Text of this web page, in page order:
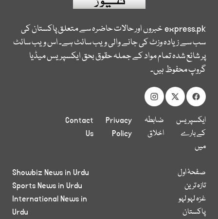
express.pkخبروں اور حالات حاضرہ سے متعلق پاکستان کی
سب سے زیادہ وزٹ کی جانے والی ویب سائٹ ہے۔ اس ویب سائٹ
پر شائع شدہ تمام مواد کے جملہ حقوق بحق ایکسپریس میڈیا
گروپ محفوظ ہیں۔
ایکسپریس
کے بارے
میں
ضابطہ
اخلاق
Privacy
Policy
Contact
Us
صفحۂ اول
تازہ ترین
غزہ لہو لہو
پاکستان
Showbiz News in Urdu
Sports News in Urdu
International News in
Urdu